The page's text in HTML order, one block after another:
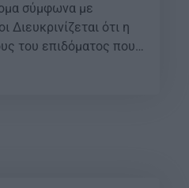
σύμφωνα με
Διευκρινίζεται ότι η
του επιδόματος που
2021 και για όσους